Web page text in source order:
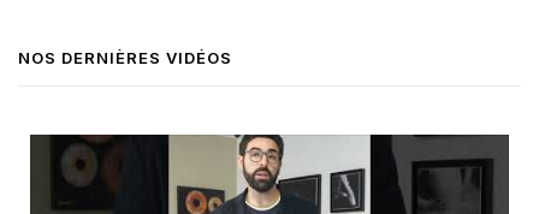
NOS DERNIÈRES VIDÉOS